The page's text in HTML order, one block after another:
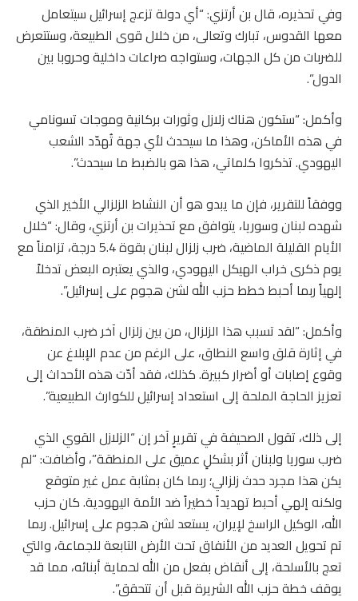
وفي تحذيره، قال بن أرتزي: “أي دولة تزعج إسرائيل سيتعامل
معها القدوس، تبارك وتعالى، من خلال قوى الطبيعة، وستتعرض
للضربات من كل الجهات، وستواجه صراعات داخلية وحروبا بين
الدول”.
وأكمل: “ستكون هناك زلازل وثورات بركانية وموجات تسونامي
في هذه الأماكن، وهذا ما سيحدث لأي جهة تُهدّد الشعب
اليهودي. تذكروا كلماتي، هذا هو بالضبط ما سيحدث”.
ووفقاً للتقرير، فإن ما يبدو هو أن النشاط الزلزالي الأخير الذي
شهده لبنان وسوريا، يتوافق مع تحذيرات بن أرتزي، وقال: “خلال
الأيام القليلة الماضية، ضرب زلزال لبنان بقوة 5.4 درجة، تزامناً مع
يوم ذكرى خراب الهيكل اليهودي، والذي يعتبره البعض تدخلاً
إلهياً ربما أحبط خطط حزب الله لشن هجوم على إسرائيل”.
وأكمل: “لقد تسبب هذا الزلزال، من بين زلزال آخر ضرب المنطقة،
في إثارة قلق واسع النطاق، على الرغم من عدم الإبلاغ عن
وقوع إصابات أو أضرار كبيرة. كذلك، فقد أدّت هذه الأحداث إلى
تعزيز الحاجة الملحة إلى استعداد إسرائيل للكوارث الطبيعية”.
إلى ذلك، تقول الصحيفة في تقريرٍ آخر إن “الزلازل القوي الذي
ضرب سوريا ولبنان أثر بشكلٍ عميق على المنطقة”، وأضافت: “لم
يكن هذا مجرد حدث زلزالي؛ ربما كان بمثابة عمل غير متوقع
ولكنه إلهي أحبط تهديداً خطيراً ضد الأمة اليهودية. كان حزب
الله، الوكيل الراسخ لإيران، يستعد لشن هجوم على إسرائيل. ربما
تم تحويل العديد من الأنفاق تحت الأرض التابعة للجماعة، والتي
تعج بالأسلحة، إلى أنقاض بفعل من الله لحماية أبنائه، مما قد
يوقف خطة حزب الله الشريرة قبل أن تتحقق”.